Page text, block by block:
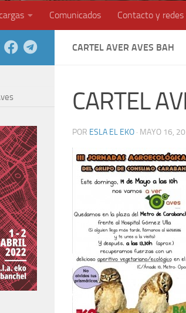
Comunicados Contacto y redes
CARTEL AVER AVES BAH
CARTEL
POR ESLA EL EKO · MAYO 16,